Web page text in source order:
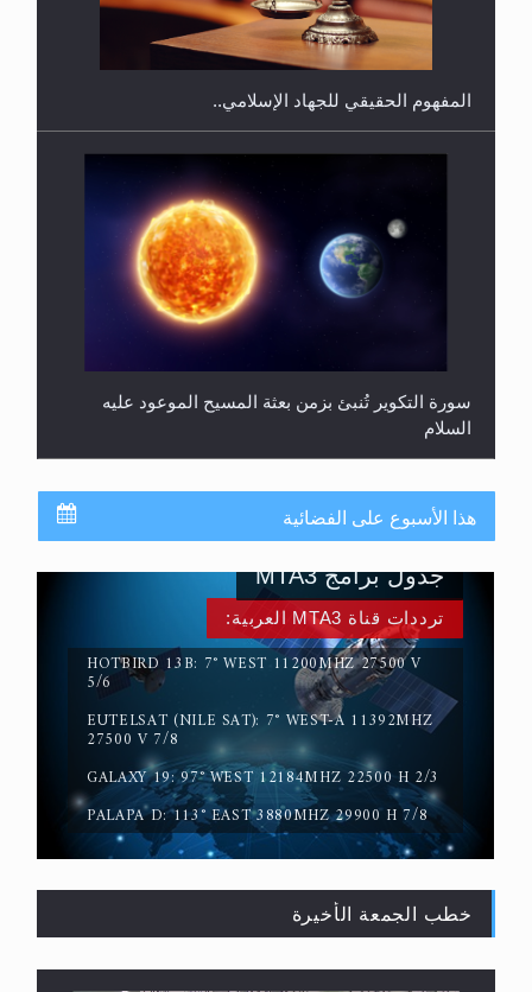
المحجبات؟
المفهوم الحقيقي للجهاد الإسلامي..
سورة التكوير تُنبئ بزمن بعثة المسيح الموعود عليه
السلام
حقيقة المسيح الدجال
هذا الأسبوع على الفضائية
ترددات قناة MTA3 العربية:
HOTBIRD 13B: 7° WEST 11200MHZ 27500 V
5/6
EUTELSAT (NILE SAT): 7° WEST-A 11392MHZ
27500 V 7/8
GALAXY 19: 97° WEST 12184MHZ 22500 H 2/3
PALAPA D: 113° EAST 3880MHZ 29900 H 7/8
جدول برامج MTA3
خطب الجمعة الأخيرة